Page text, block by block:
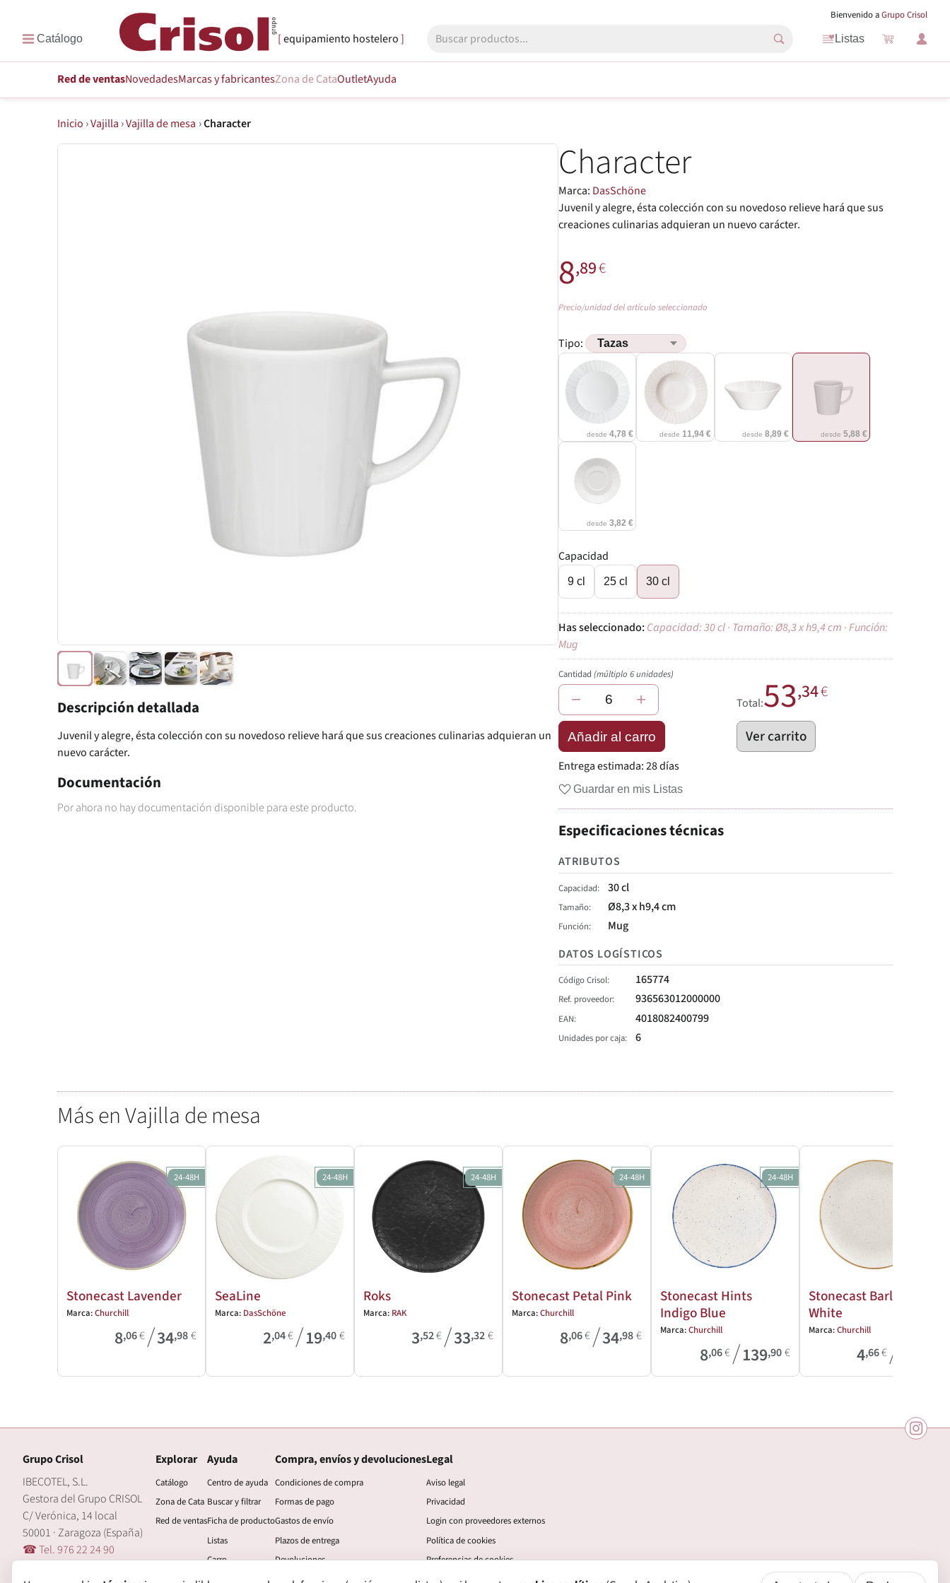
Bienvenido aGrupo Crisol
equipamiento hostelero Listas
Red de ventasNovedadesMarcasy fabricantesZona de CataOutletAyuda
Inicio ›Vajilla ›Vajilla de mesa ›Character
Descripción detallada
Juvenil y alegre, ésta colección con su novedoso relieve hará que sus creaciones culinarias adquieran un
nuevo carácter.
Documentación
Por ahora no hay documentación disponible para este producto.
Character
Marca: DasSchöne
Juvenil y alegre, ésta colección con su novedoso relieve hará que sus
creaciones culinarias adquieran un nuevo carácter.
8,89€
Precio/unidad del artículo seleccionado
Tipo:
desde4,78 € desde 11,94 € desde8,89 € desde 5,88 €
desde3,82 €
Capacidad
9 cl 25 cl 30 cl
Capacidad: 30 cl · Tamaño: Ø8,3 x h9,4 cm · Función:
Mug
Cantidad(múltiplo 6 unidades)
− +
Añadir al carro
Total:53,34€
Ver carrito
Entrega estimada:28 días
Guardar en mis Listas
Especificaciones técnicas
ATRIBUTOS
Capacidad 30 cl
Tamaño Ø8,3 x h9,4 cm
Función
Mug
DATOS LOGÍSTICOS
Código Crisol 165774
Ref. proveedor 936563012000000
EAN 4018082400799
Unidades por caja 6
Más en Vajilla de mesa
24-48H
Stonecast Lavender
Marca:Churchill
8,06€/34,98€
24-48H
SeaLine
Marca: DasSchöne
2,04€/19,40€
24-48H
Roks
Marca: RAK
3,52€/33,32€
24-48H
Stonecast Petal Pink
Marca:Churchill
8,06€/34,98€
24-48H
Stonecast Hints
Indigo Blue
Marca:Churchill
8,06€/139,90€
Stonecast Barley
White
Marca:Churchill
4,66€/
Grupo Crisol
IBECOTEL, S.L.
Gestora del Grupo CRISOL
C/ Verónica, 14 local
50001 · Zaragoza (España)
☎ Tel. 976 22 24 90
Explorar
Catálogo
Zona de Cata
Red de ventas
Ayuda
Centro de ayuda
Buscar y filtrar
Ficha de producto
Listas
Carro
Mi cuenta
Compra, envíos y devoluciones
Condiciones de compra
Formas de pago
Gastos de envío
Plazos de entrega
Devoluciones
Garantía
Legal
Aviso legal
Privacidad
Login con proveedores externos
Política de cookies
Preferencias de cookies